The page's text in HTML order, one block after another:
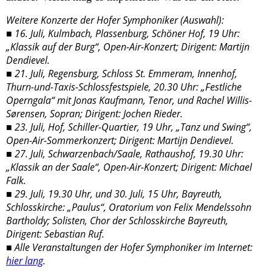
Weitere Konzerte der Hofer Symphoniker (Auswahl):
■ 16. Juli, Kulmbach, Plassenburg, Schöner Hof, 19 Uhr:
„Klassik auf der Burg“, Open-Air-Konzert; Dirigent: Martijn
Dendievel.
■ 21. Juli, Regensburg, Schloss St. Emmeram, Innenhof,
Thurn-und-Taxis-Schlossfestspiele, 20.30 Uhr: „Festliche
Operngala“ mit Jonas Kaufmann, Tenor, und Rachel Willis-
Sørensen, Sopran; Dirigent: Jochen Rieder.
■ 23. Juli, Hof, Schiller-Quartier, 19 Uhr, „Tanz und Swing“,
Open-Air-Sommerkonzert; Dirigent: Martijn Dendievel.
■ 27. Juli, Schwarzenbach/Saale, Rathaushof, 19.30 Uhr:
„Klassik an der Saale“, Open-Air-Konzert; Dirigent: Michael
Falk.
■ 29. Juli, 19.30 Uhr, und 30. Juli, 15 Uhr, Bayreuth,
Schlosskirche: „Paulus“, Oratorium von Felix Mendelssohn
Bartholdy; Solisten, Chor der Schlosskirche Bayreuth,
Dirigent: Sebastian Ruf.
■ Alle Veranstaltungen der Hofer Symphoniker im Internet:
hier lang.